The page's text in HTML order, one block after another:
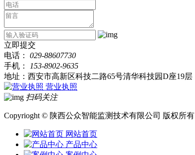
立即提交
电话： 029-88607730
手机：
153-8902-9635
地址：西安市高新区科技二路65号清华科技园D座19层
营业执照
扫码关注
Copyrioght © 陕西公众智能监测技术有限公司 版权所有
网站首页
产品中心